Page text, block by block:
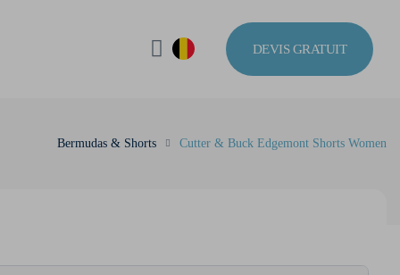
DEVIS GRATUIT
Bermudas & Shorts Cutter & Buck Edgemont Shorts Women